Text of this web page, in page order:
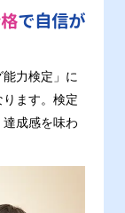
で自信が
力検定」に
ます。検定
成感を味わ